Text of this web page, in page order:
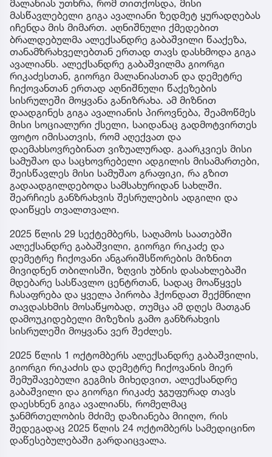
მალანიას უთხრა, რომ თითქოსდა, მისი
მასწავლებელი გიგა ავალიანი ზედმეტ ყურადღებას
იჩენდა მის მიმართ. აღნიშნული ქმედებით
ბრალდებულმა ალექსანდრე გაბაშვილი წააქეზა,
თანამზრახველებთან ერთად თავს დასხმოდა გიგა
ავალიანს. ალექსანდრე გაბაშვილმა გიორგი
რიკაძესთან, გიორგი მალანიასთან და დემეტრე
ჩიქოვანთან ერთად აღნიშნული წაქეზების
სისრულეში მოყვანა განიზრახა. ამ მიზნით
დაადგინეს გიგა ავალიანის პიროვნება, შეამოწმეს
მისი სოციალური ქსელი, საიდანაც გადმოტვირთეს
ფოტო იმისათვის, რომ აღექვათ და
დაემახსოვრებინათ ვიზუალურად. გაარკვიეს მისი
სამუშაო და საცხოვრებელი ადგილის მისამართები,
შეისწავლეს მისი სამუშაო გრაფიკი, რა გზით
გადაადგილდებოდა სამსახურიდან სახლში.
შეარჩიეს განზრახვის შესრულების ადგილი და
დაიწყეს თვალთვალი.
2025 წლის 29 სექტემბერს, საღამოს საათებში
ალექსანდრე გაბაშვილი, გიორგი რიკაძე და
დემეტრე ჩიქოვანი ანგარიშსწორების მიზნით
მივიდნენ თბილისში, ზღვის უბნის დასახლებაში
მდებარე სასწავლო ცენტრთან, სადაც მოაწყვეს
ჩასაფრება და ყველა პირობა ჰქონდათ შექმნილი
თავდასხმის მოსაწყობად, თუმცა ამ დღეს მათგან
დამოუკიდებელი მიზეზის გამო განზრახვის
სისრულეში მოყვანა ვერ შეძლეს.
2025 წლის 1 ოქტომბერს ალექსანდრე გაბაშვილის,
გიორგი რიკაძის და დემეტრე ჩიქოვანის მიერ
შემუშავებული გეგმის მიხედვით, ალექსანდრე
გაბაშვილი და გიორგი რიკაძე ჯგუფურად თავს
დაესხნენ გიგა ავალიანს, რომელმაც
ჯანმრთელობის მძიმე დაზიანება მიიღო, რის
შედეგადაც 2025 წლის 24 ოქტომბერს სამედიცინო
დაწესებულებაში გარდაიცვალა.